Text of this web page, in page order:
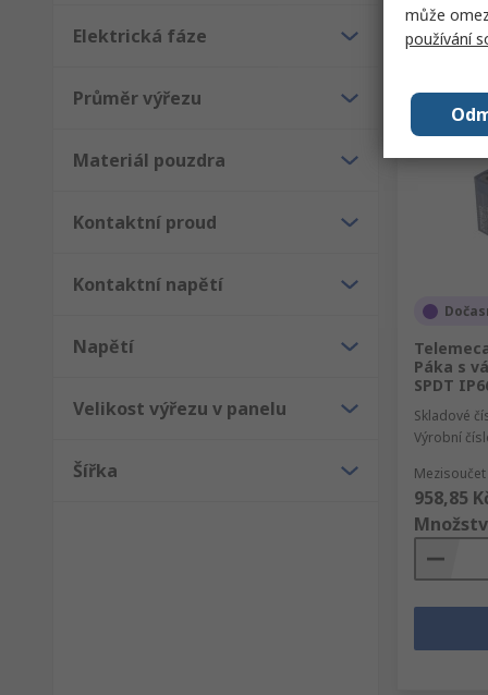
Elektrická fáze
Průměr výřezu
Materiál pouzdra
Kontaktní proud
Kontaktní napětí
Napětí
Velikost výřezu v panelu
Šířka
Páka s
SPDT
Skladové
Výrobní
958,85
může
používání